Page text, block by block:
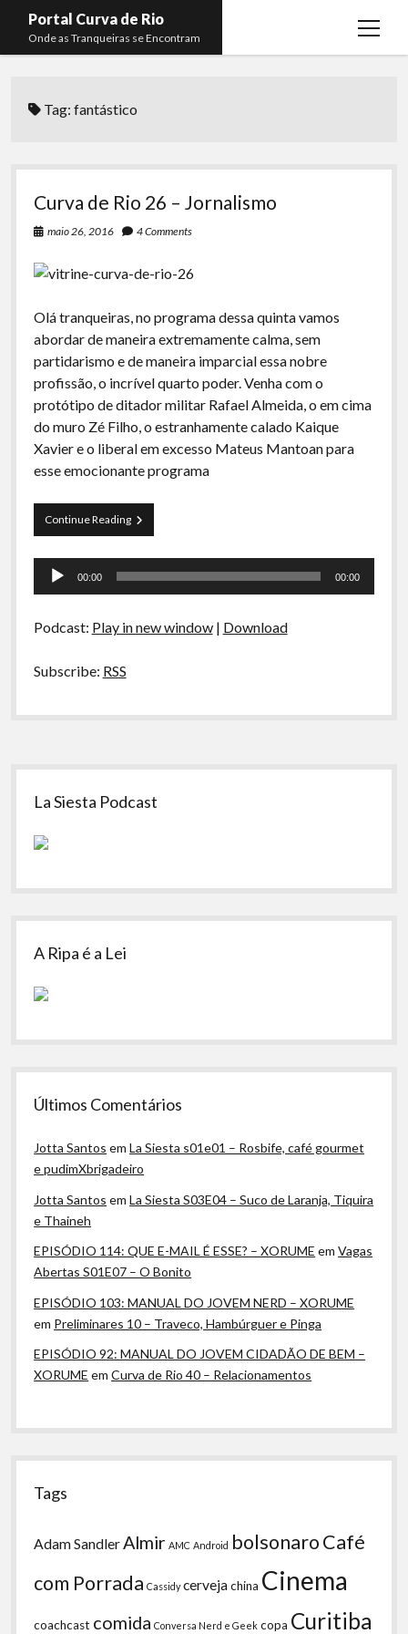
Portal Curva de Rio
Onde as Tranqueiras se Encontram
open
menu
Curva de Rio
Boca do Lixo
Rachão na Beira do RIo
Arquivo CDR
Papo Tranqueira
A Ripa É a Lei
Especiais
Preliminares
Membros
Rafael Almeida
Tag:fantástico
Curva de Rio 26 – Jornalismo
maio 26, 2016 4 Comments
Olá tranqueiras, no programa dessa quinta vamos
abordar de maneira extremamente calma, sem
partidarismo e de maneira imparcial essa nobre
profissão, o incrível quarto poder. Venha com o
protótipo de ditador militar Rafael Almeida, o em cima
do muro Zé Filho, o estranhamente calado Kaique
Xavier e o liberal em excesso Mateus Mantoan para
esse emocionante programa
Continue ReadingCurva
de
–
Tocador
00:00 00:00
Podcast: Play in new window| Download
Subscribe: RSS
Sidebar
La Siesta Podcast
A Ripa é a Lei
Últimos Comentários
Jotta Santos emLa Siesta s01e01 – Rosbife, café gourmet
e pudimXbrigadeiro
Jotta Santos emLa Siesta S03E04 – Suco de Laranja, Tiquira
e Thaineh
EPISÓDIO 114: QUE E-MAIL É ESSE? – XORUME emVagas
Abertas S01E07 – O Bonito
EPISÓDIO 103: MANUAL DO JOVEM NERD – XORUME
em Preliminares 10 – Traveco, Hambúrguer e Pinga
EPISÓDIO 92: MANUAL DO JOVEM CIDADÃO DE BEM –
XORUME emCurva de Rio 40 – Relacionamentos
Tags
Adam Sandler Almir AMC Android bolsonaroCafé
com Porrada Cassidy cervejachina Cinema
coachcast comida Conversa Nerd e Geek copa Curitiba